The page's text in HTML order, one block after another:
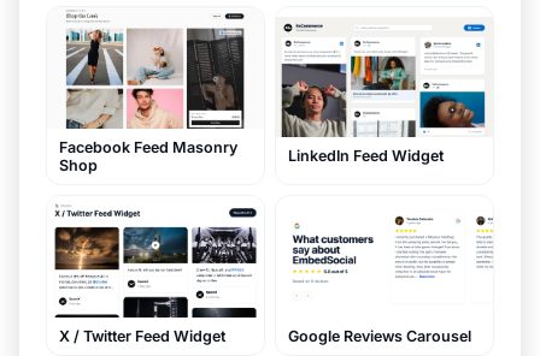
Facebook Feed Masonry
Shop
LinkedIn Feed Widget
X / Twitter Feed Widget Google Reviews Carousel